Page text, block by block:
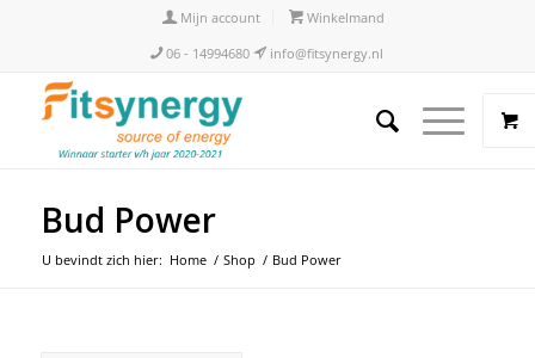
Mijn account
Winkelmand
06 - 14994680
info@fitsynergy.nl
Bud Power
U bevindt zich hier: Home / Shop / Bud Power